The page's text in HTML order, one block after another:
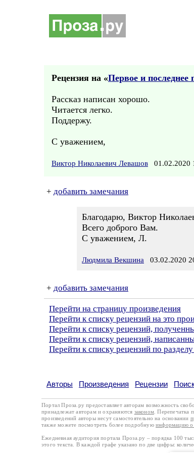
Рецензия на «Первое и последнее
Рассказ написан хорошо.
Читается легко.
Поддержу.
С уважением,
Виктор Николаевич Левашов 01.02.2020
+ добавить замечания
Благодарю, Виктор
Всего доброго Вам.
С уважением, Л.
Людмила Векшина 03.02.2020
+ добавить замечания
Перейти на страницу произведения
Перейти к списку рецензий на это
Перейти к списку рецензий,
Перейти к списку рецензий,
Перейти к списку рецензий по
Авторы Произведения Рецензии
Портал Проза.ру предоставляет авторам возможность
принадлежат авторам и охраняются законом . Перепечатка
произведений авторы несут самостоятельно на основании
также можете посмотреть более подробную информацию о
Ежедневная аудитория портала Проза.ру – порядка 100
этого текста. В каждой графе указано по две цифры: